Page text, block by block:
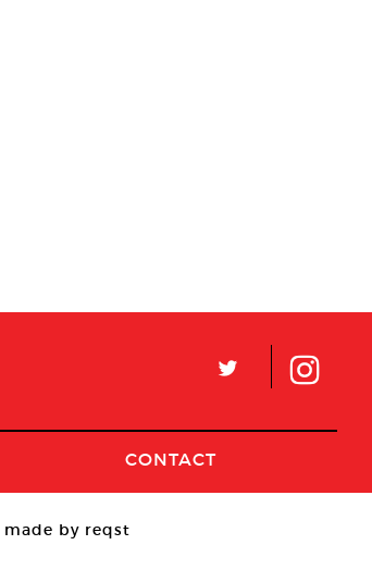
L
CONTACT
made by reqst